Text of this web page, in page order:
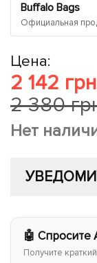
Buffalo Bags
Официальная
Цена:
2 142 грн
2 380
Нет
🤖 Спросите
Получите